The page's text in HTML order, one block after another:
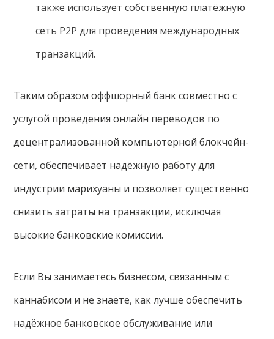
также использует собственную платёжную
сеть P2P для проведения международных
транзакций.
Таким образом оффшорный банк совместно с
услугой проведения онлайн переводов по
децентрализованной компьютерной блокчейн-
сети, обеспечивает надёжную работу для
индустрии марихуаны и позволяет существенно
снизить затраты на транзакции, исключая
высокие банковские комиссии.
Если Вы занимаетесь бизнесом, связанным с
каннабисом и не знаете, как лучше обеспечить
надёжное банковское обслуживание или